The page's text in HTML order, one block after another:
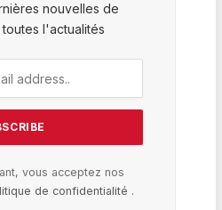
nouvelles de
l'actualités
vous acceptez nos
de confidentialité .